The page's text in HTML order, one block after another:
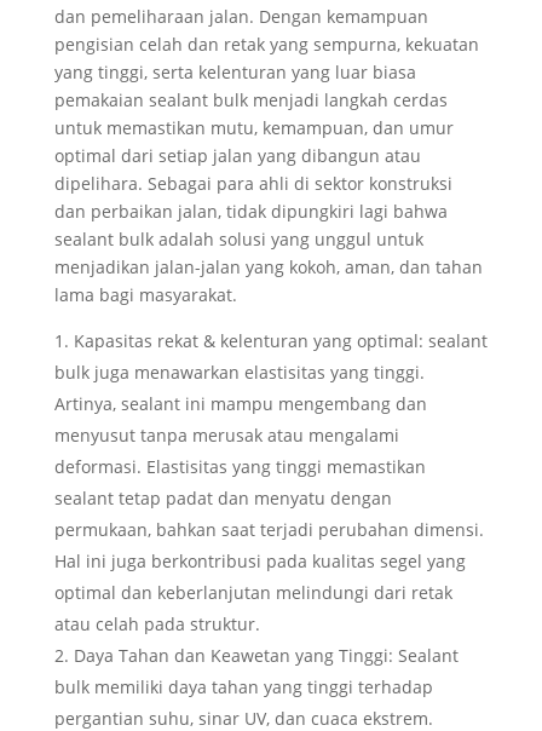
dan pemeliharaan jalan. Dengan kemampuan
pengisian celah dan retak yang sempurna, kekuatan
yang tinggi, serta kelenturan yang luar biasa
pemakaian sealant bulk menjadi langkah cerdas
untuk memastikan mutu, kemampuan, dan umur
optimal dari setiap jalan yang dibangun atau
dipelihara. Sebagai para ahli di sektor konstruksi
dan perbaikan jalan, tidak dipungkiri lagi bahwa
sealant bulk adalah solusi yang unggul untuk
menjadikan jalan-jalan yang kokoh, aman, dan tahan
lama bagi masyarakat.
Kapasitas rekat & kelenturan yang optimal: sealant
bulk juga menawarkan elastisitas yang tinggi.
Artinya, sealant ini mampu mengembang dan
menyusut tanpa merusak atau mengalami
deformasi. Elastisitas yang tinggi memastikan
sealant tetap padat dan menyatu dengan
permukaan, bahkan saat terjadi perubahan dimensi.
Hal ini juga berkontribusi pada kualitas segel yang
optimal dan keberlanjutan melindungi dari retak
atau celah pada struktur.
Daya Tahan dan Keawetan yang Tinggi: Sealant
bulk memiliki daya tahan yang tinggi terhadap
pergantian suhu, sinar UV, dan cuaca ekstrem.